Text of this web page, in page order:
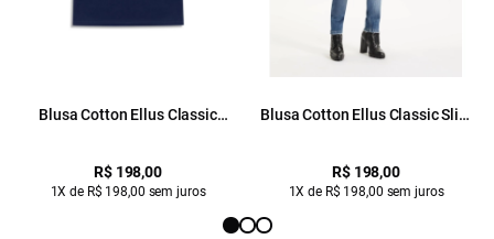
Blusa Cotton Ellus Classic
R$ 198,00
1X de R$ 198,00 sem juros
Blusa Cotton Ellus Classic Slim
R$ 198,00
1X de R$ 198,00 sem juros